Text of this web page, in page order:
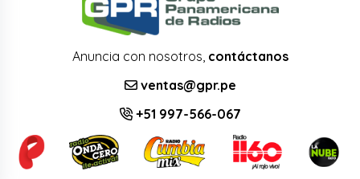
Anuncia con nosotros, contáctanos
ventas@gpr.pe
+51 997-566-067